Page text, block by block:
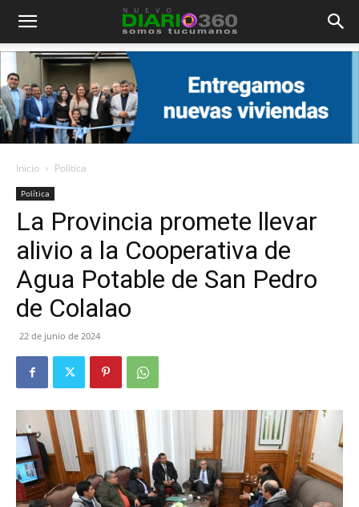
Diario
360
Inicio Política
Política
La Provincia promete llevar
alivio a la Cooperativa de
Agua Potable de San Pedro
de Colalao
22 de junio de 2024